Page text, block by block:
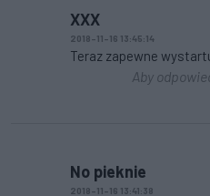
XXX
2018-11-16 13:45:14
Teraz zapewne
Aby
No pieknie
2018-11-16 13:41:38